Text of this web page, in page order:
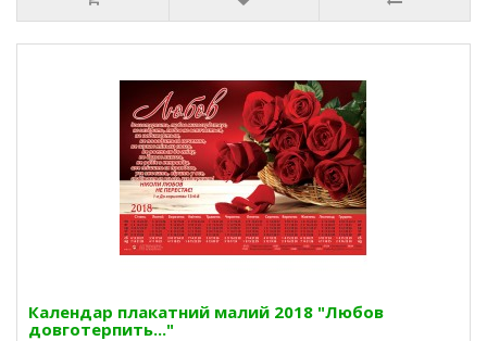
Календар плакатний малий 2018 "Любов
довготерпить..."